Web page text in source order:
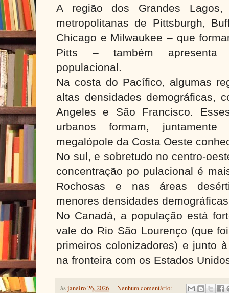
A região dos Grandes
metropolitanas de Pittsburgh,
Chicago e Milwaukee – que
Pitts – também apresenta
populacional.
Na costa do Pacífico, algumas
altas densidades demográficas,
Angeles e São Francisco.
urbanos formam,
megalópole da Costa Oeste
No sul, e sobretudo no centro-
concentração po pulacional é
Rochosas e nas áreas
menores densidades
No Canadá, a população está
vale do Rio São Lourenço (que
primeiros colonizadores) e junto
na fronteira com os Estados
àsjaneiro 26, 2026 Nenhum comentário: